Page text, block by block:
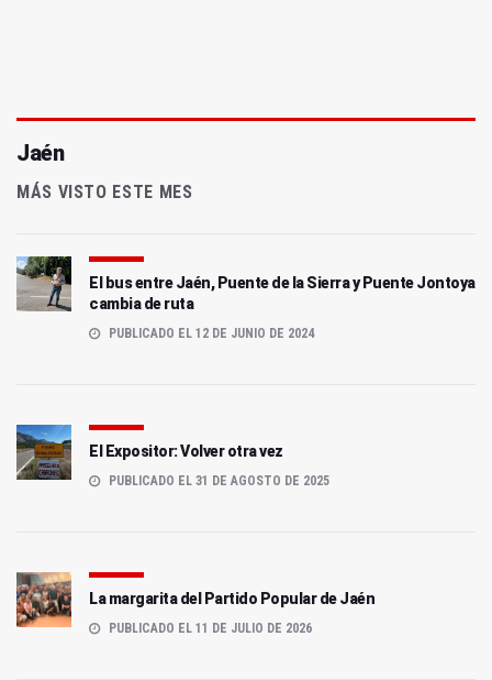
Jaén
MÁS VISTO ESTE MES
El bus entre Jaén, Puente de la Sierra y Puente Jontoya
cambia de ruta
PUBLICADO EL 12 DE JUNIO DE 2024
El Expositor: Volver otra vez
PUBLICADO EL 31 DE AGOSTO DE 2025
La margarita del Partido Popular de Jaén
PUBLICADO EL 11 DE JULIO DE 2026